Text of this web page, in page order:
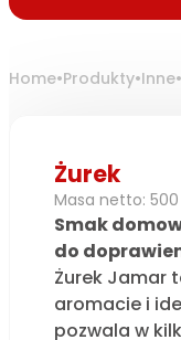
Home•Produkty•Inne•
Żurek
Masa netto:
Smak
do
Żurek Jamar
aromacie i
pozwala w